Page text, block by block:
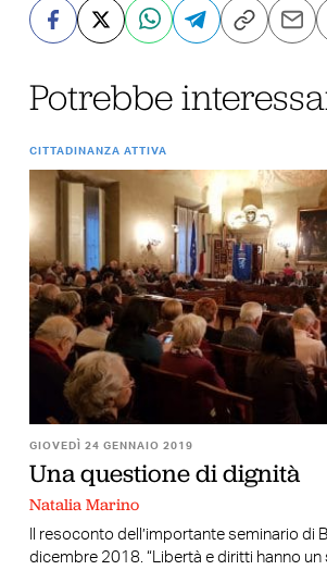
Potrebbe
CITTADINANZA ATTIVA
GIOVEDÌ 24 GENNAIO 2019
Una questione di dignità
Natalia Marino
Il resoconto dell’importante seminario di
dicembre 2018. “Libertà e diritti hanno un